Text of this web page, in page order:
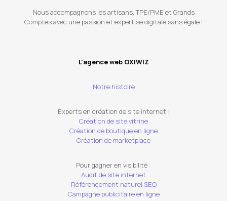
Nous accompagnons les artisans, TPE/PME et Grands
Comptes avec une passion et expertise digitale sans égale !
L'agence web OXIWIZ
Notre histoire
Experts en création de site internet :
Création de site vitrine
Création de boutique en ligne
Création de marketplace
Pour gagner en visibilité :
Audit de site internet
Référencement naturel SEO
Campagne publicitaire en ligne